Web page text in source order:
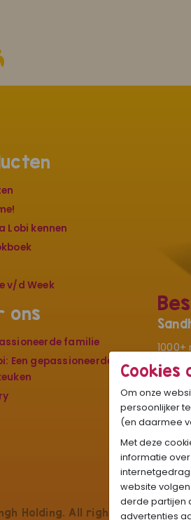
Lobi kennen
v/d Week
ons
familie
Een gepassioneerde
1000+
De
hard
Holding. All rights reserved.
Cookies
Om onze
persoonlijker
(en daarmee
Met deze
informatie
internetgedrag
website
derde partijen
advertenties